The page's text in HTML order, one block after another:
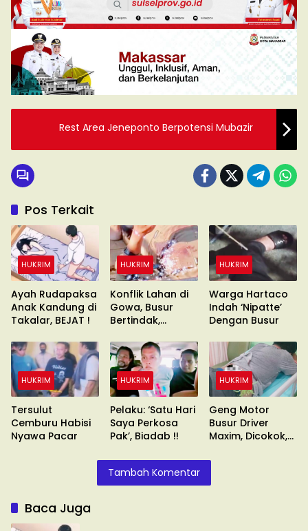
Rest Area Jeneponto Berpotensi Mubazir
Pos Terkait
HUKRIM
Ayah Rudapaksa
Anak Kandung di
Takalar, BEJAT !
HUKRIM
Konflik Lahan di
Gowa, Busur
Bertindak,
HUKRIM
Warga Hartaco
Indah ‘Nipatte’
Dengan Busur
HUKRIM
Tersulut
Cemburu Habisi
Nyawa Pacar
HUKRIM
Pelaku: ‘Satu Hari
Saya Perkosa
Pak’, Biadab !!
HUKRIM
Geng Motor
Busur Driver
Maxim, Dicokok,
Tambah Komentar
Baca Juga